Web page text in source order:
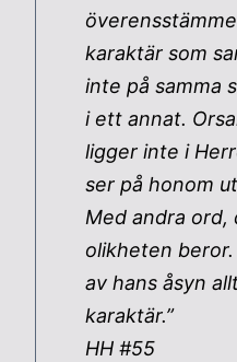
karaktär som
inte på samma
i ett annat.
ligger inte i
ser på honom
Med andra ord,
olikheten
av hans åsyn
karaktär.”
HH #55